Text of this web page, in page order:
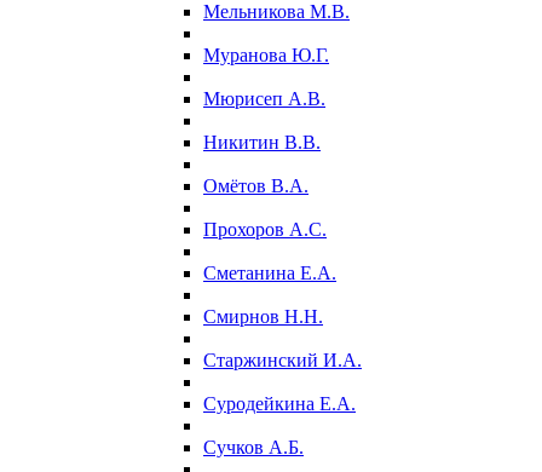
Мельникова М.В.
Муранова Ю.Г.
Мюрисеп А.В.
Никитин В.В.
Омётов В.А.
Прохоров А.С.
Сметанина Е.А.
Смирнов Н.Н.
Старжинский И.А.
Суродейкина Е.А.
Сучков А.Б.